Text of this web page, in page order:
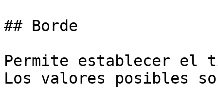
## Borde
Permite establecer el
Los valores posibles